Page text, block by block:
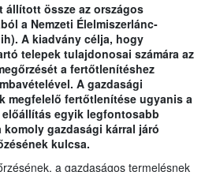
össze az országos
a Nemzeti Élelmiszerlánc-
A kiadvány célja, hogy
telepek tulajdonosai számára az
a fertőtlenítéshez
A gazdasági
megfelelő fertőtlenítése ugyanis a
egyik legfontosabb
gazdasági kárral járó
kulcsa.
a gazdaságos termelésnek